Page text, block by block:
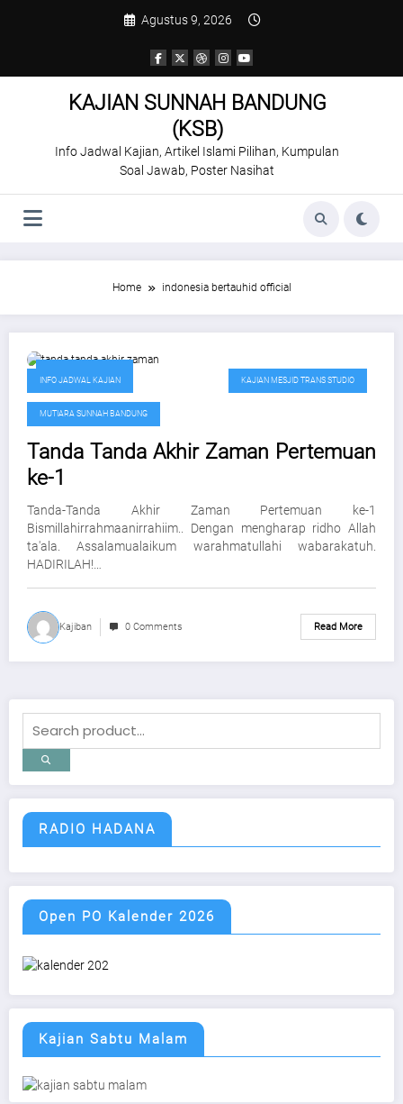
Agustus 9, 2026
KAJIAN SUNNAH BANDUNG
(KSB)
Info Jadwal Kajian, Artikel Islami Pilihan, Kumpulan
Soal Jawab, Poster Nasihat
Home indonesia bertauhid official
INFO JADWAL KAJIAN KAJIAN MESJID TRANS STUDIO
MUTIARA SUNNAH BANDUNG
Tanda Tanda Akhir Zaman Pertemuan
ke-1
Tanda-Tanda Akhir Zaman Pertemuan ke-1
Bismillahirrahmaanirrahiim.. Dengan mengharap ridho Allah
ta'ala. Assalamualaikum warahmatullahi wabarakatuh.
HADIRILAH!…
Kajiban 0 Comments Read More
RADIO HADANA
Open PO Kalender 2026
Kajian Sabtu Malam